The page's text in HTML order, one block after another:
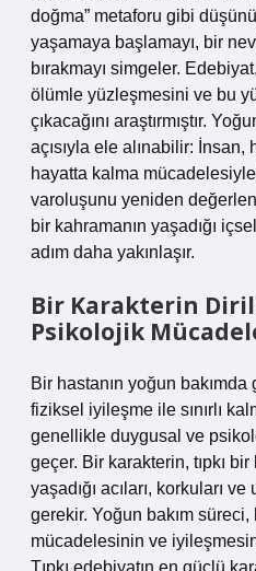
doğma” metaforu gibi
yaşamaya başlamayı, bir
bırakmayı simgeler.
ölümle yüzleşmesini ve bu
çıkacağını araştırmıştır.
açısıyla ele alınabilir: İnsan,
hayatta kalma mücadelesiyle
varoluşunu yeniden
bir kahramanın yaşadığı
adım daha yakınlaşır.
Bir Karakterin
Psikolojik
Bir hastanın yoğun
fiziksel iyileşme ile sınırlı
genellikle duygusal ve
geçer. Bir karakterin, tıpkı bir
yaşadığı acıları, korkuları
gerekir. Yoğun bakım süreci,
mücadelesinin ve
Tıpkı edebiyatın en güçlü